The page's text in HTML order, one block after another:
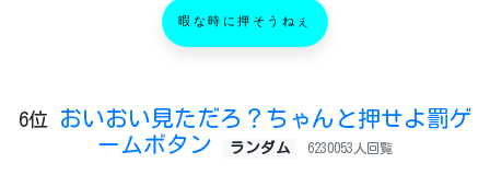
暇な時に押そうねぇ
6位
おいおい見ただろ？ちゃんと押せよ罰ゲ
ームボタン
ランダム 6230053人回覧